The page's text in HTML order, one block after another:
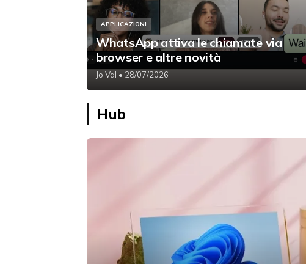
APPLICAZIONI
WhatsApp attiva le chiamate via
browser e altre novità
Jo Val • 28/07/2026
Hub